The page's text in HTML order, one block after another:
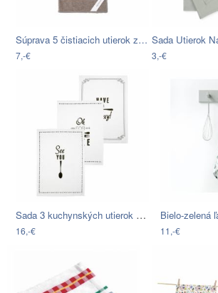
Súprava 5 čistiacich utierok z…
7,-€ 3,-€
Sada 3 kuchynských utierok Premier…
16,-€ 11,-€